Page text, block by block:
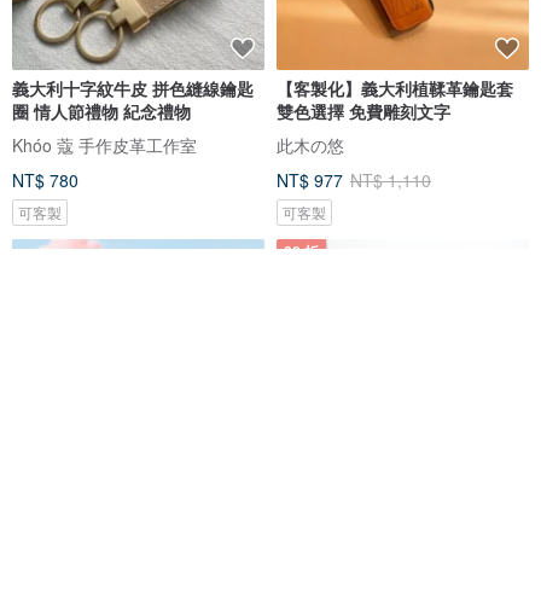
義大利十字紋牛皮 拼色縫線鑰匙
圈 情人節禮物 紀念禮物
Khóo 蔻 手作皮革工作室
NT$ 780
可客製
【客製化】義大利植鞣革鑰匙套
雙色選擇 免費雕刻文字
此木の悠
NT$ 977 NT$ 1,110
可客製
88 折